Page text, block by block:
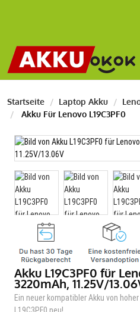
Startseite Laptop Akku
Akku Für Lenovo L19C3PF0
Akku L19C3PF0 für
3220mAh, 11.25V/
Ein neuer kompatibler Akku von